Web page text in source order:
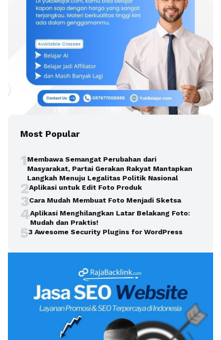
Most Popular
1Membawa Semangat Perubahan dari
Masyarakat, Partai Gerakan Rakyat Mantapkan
Langkah Menuju Legalitas Politik Nasional
2Aplikasi untuk Edit Foto Produk
3Cara Mudah Membuat Foto Menjadi Sketsa
4Aplikasi Menghilangkan Latar Belakang Foto:
Mudah dan Praktis!
53 Awesome Security Plugins for WordPress